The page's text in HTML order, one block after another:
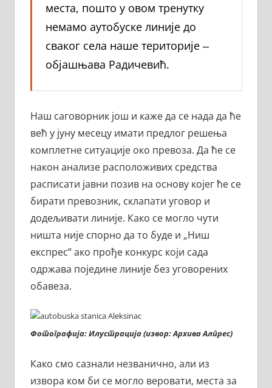
места, пошто у овом тренутку
немамо аутобуске линије до
сваког села наше територије ‒
објашњава Радичевић.
Наш саговорник још и каже да се нада да ће
већ у јуну месецу имати предлог решења
комплетне ситуације око превоза. Да ће се
након анализе расположивих средства
расписати јавни позив на основу којег ће се
бирати превозник, склапати уговор и
додељивати линије. Како се могло чути
ништа није спорно да то буде и „Ниш
експрес” ако прође конкурс који сада
одржава поједине линије без уговорених
обавеза.
Фотографија: Илустрација (извор: Архива Алпрес)
Како смо сазнали незванично, али из
извора ком би се могло веровати, места за